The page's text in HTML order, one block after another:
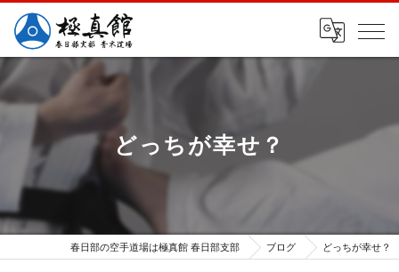
どっちが幸せ？
春日部の空手道場は極真館 春日部支部 ブログ どっちが幸せ？